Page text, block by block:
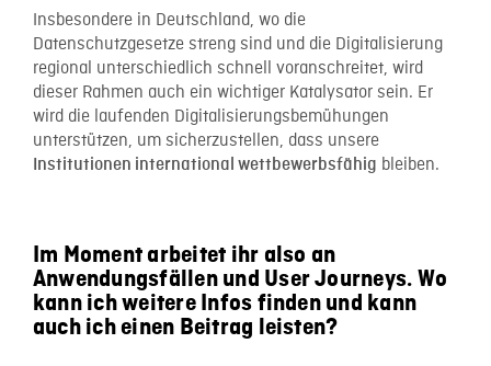
Insbesondere in Deutschland, wo die
Datenschutzgesetze streng sind und die Digitalisierung
regional unterschiedlich schnell voranschreitet, wird
dieser Rahmen auch ein wichtiger Katalysator sein. Er
wird die laufenden Digitalisierungsbemühungen
unterstützen, um sicherzustellen, dass unsere
Institutionen international wettbewerbsfähig bleiben.
Im Moment arbeitet ihr also an
Anwendungsfällen und User Journeys. Wo
kann ich weitere Infos finden und kann
auch ich einen Beitrag leisten?